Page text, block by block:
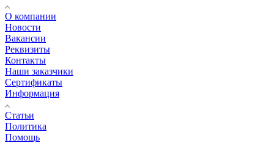
О компании
Новости
Вакансии
Реквизиты
Контакты
Наши заказчики
Сертификаты
Информация
Статьи
Политика
Помощь